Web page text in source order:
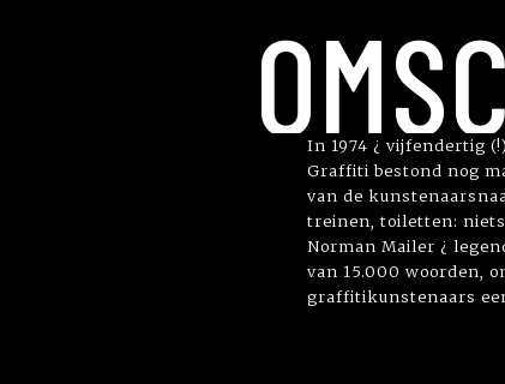
In 1974 ¿ vijfendertig
Graffiti bestond nog
van de
treinen, toiletten: niets
Norman Mailer ¿
van 15.000 woorden,
graffitikunstenaars